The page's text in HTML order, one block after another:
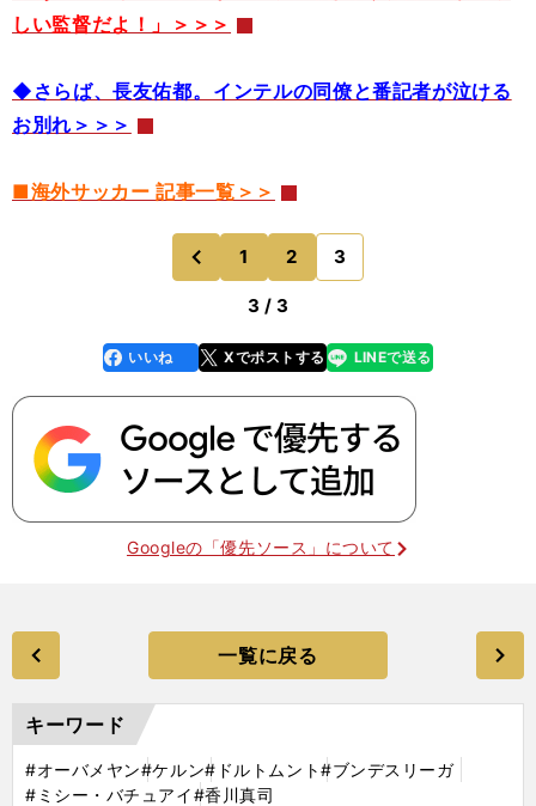
しい監督だよ！」＞＞＞
◆さらば、長友佑都。インテルの同僚と番記者が泣ける
お別れ＞＞＞
■海外サッカー 記事一覧＞＞
前
のページへ
1 2 3
3 / 3
faceboo
k
いいね Xでポストする
line LINEで送る
Googleの「優先ソース」について
一覧に戻る
キーワード
#オーバメヤン#ケルン#ドルトムント#ブンデスリーガ
#ミシー・バチュアイ#香川真司